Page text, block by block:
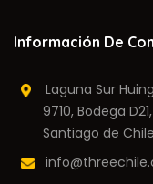
Información De
Laguna Sur
9710, Bodega
Santiago de Chile